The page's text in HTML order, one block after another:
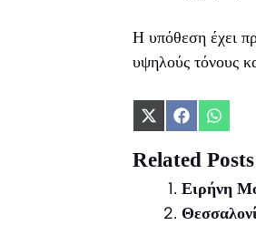
Η υπόθεση έχει
υψηλούς τόνους
Share
X
(Twitter)
Share
Facebook
Share
Related
Ειρήνη